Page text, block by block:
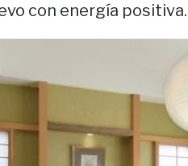
con energía positiva.